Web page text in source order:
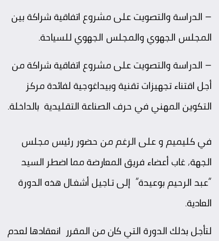
– الدراسة والتصويت على مشروع اتفاقية شراكة بين
المجلس الجهوي والمجلس الجهوي للسياحة.
– الدراسة والتصويت على مشروع اتفاقية شراكة من
أجل اقتناء تجهيزات تقنية وبيداغوجية لفائدة مركز
التكوين المهني في حرف الصناعة التقليدية بالداخلة.
في كليميم و على الرغم من حضور رئيس مجلس
الجهة، غاب أعضاء فريق المعارضةمما اضطر السيد
“عبد الرحيم بوعيدة” إلى تـاجيل أشغـال هذه الدورة
العادية.
لتأجل بذلك الدورة التي كان من المقرر انعقادها لعدم